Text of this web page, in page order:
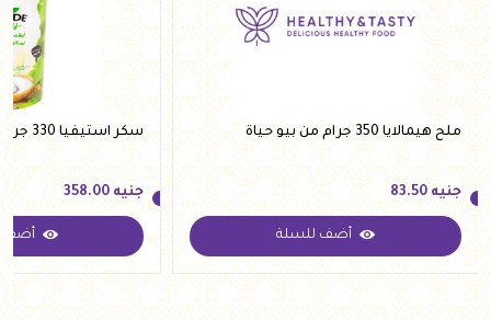
ملح هيمالايا 350 جرام من بيو حياة
جنيه
جنيه 83.50
أضف للسلة
سكر استيفيا 330 جرام من فيردي
جنيه
جنيه 358.00
أضف